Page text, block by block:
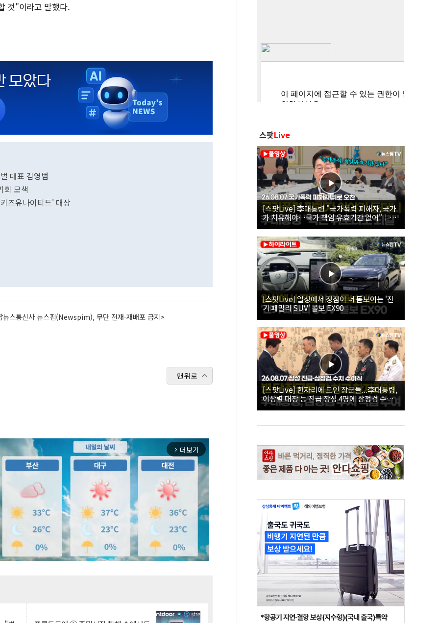
것"이라고 말했다.
대표 김영범
회 모색
즈유나이티드' 대상
뉴스통신사 뉴스핌(Newspim), 무단 전재-재배포 금지>
맨위로
arrow_forward_ios 더보기
스팟Live
[스팟Live] 李대통령 "국가폭력 피해자, 국가
가 치유해야…국가 책임 유효기간 없어"｜
26.08.07 국가폭력 피해자 위로 오찬
[스팟Live] 일상에서 장점이 더 돋보이는 '전
기 패밀리 SUV' 볼보 EX90
[스팟Live] 한자리에 모인 장군들...李대통령,
이상렬 대장 등 진급 장성 4명에 삼정검 수치
직접 수여｜26.08.07 장성 진급·삼정검 수치